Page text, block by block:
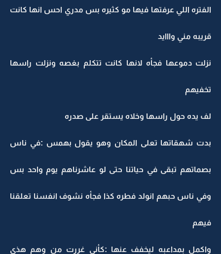
الفتره اللي عرفتها فيها مو كثيره بس مدري احس انها كانت
قريبه مني وااايد
نزلت دموعها فجأه لانها كانت تتكلم بغصه ونزلت راسها
تخفيهم
لف يده حول راسها وخلاه يستقر على صدره
بدت شهقاتها تعلى المكان وهو يقول بهمس :في ناس
بصماتهم تبقى في حياتنا حتى لو عاشرناهم يوم واحد بس
وفي ناس حبهم انولد فطره كذا فجأه نشوف انفسنا تعلقنا
فيهم
واكمل بمداعبه ليخفف عنها :كأني غررت من وهم هذي